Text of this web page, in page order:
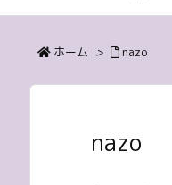
ホーム > nazo
nazo